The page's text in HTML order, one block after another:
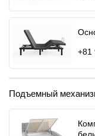
+81
Подъемный